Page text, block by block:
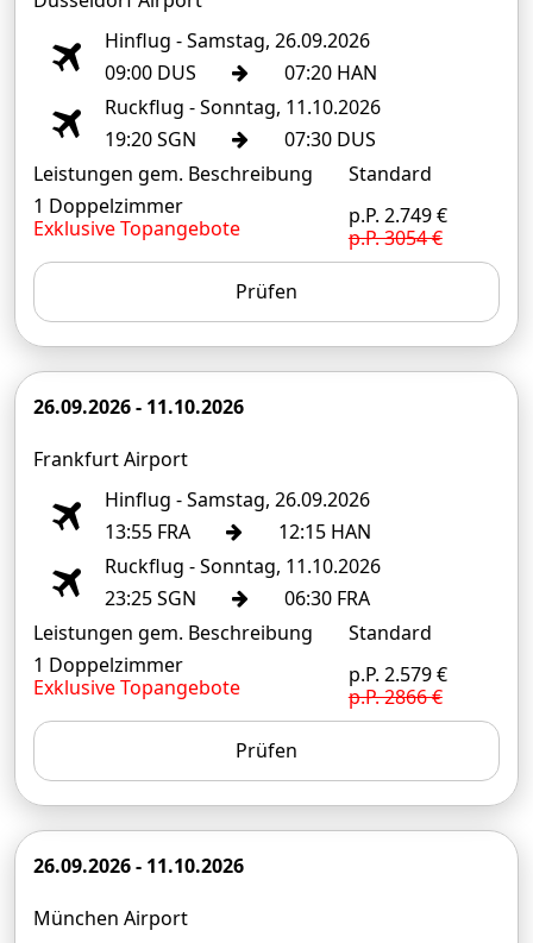
Hinflug - Samstag, 26.09.2026
09:00 DUS
07:20 HAN
Ruckflug - Sonntag, 11.10.2026
19:20 SGN
07:30 DUS
Leistungen gem. Beschreibung
1 Doppelzimmer
Exklusive Topangebote
Standard
p.P. 2.749 €
p.P. 3054 €
Prüfen
26.09.2026 - 11.10.2026
Frankfurt Airport
Hinflug - Samstag, 26.09.2026
13:55 FRA
12:15 HAN
Ruckflug - Sonntag, 11.10.2026
23:25 SGN
06:30 FRA
Leistungen gem. Beschreibung
1 Doppelzimmer
Exklusive Topangebote
Standard
p.P. 2.579 €
p.P. 2866 €
Prüfen
26.09.2026 - 11.10.2026
München Airport